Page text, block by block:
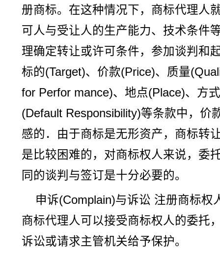
册商标。在这种情况下，商标代理人
可人与受让人的生产能力、技术条件
理确定转让或许可条件，参加谈判和
标的(Target)、价款(Price)、质量
for Perfor mance)、地点(Place)、方
(Default Responsibility)等条款中，价
感的．由于商标是无形资产，商标转
是比较困难的，对商标权人来说，委
同的谈判与签订是十分必要的。
申诉(Complain)与诉讼 注册商标权
商标代理人可以接受商标权人的委托
诉讼或请求主管机关给予保护。